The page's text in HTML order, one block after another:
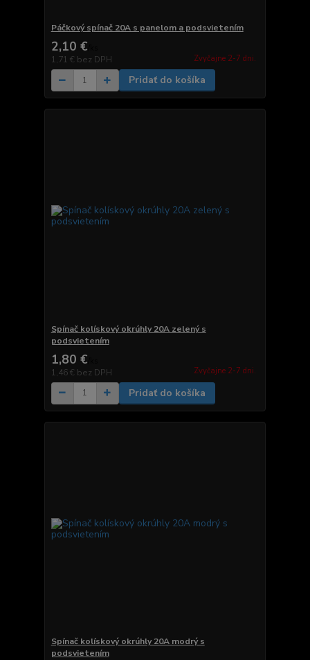
Páčkový spínač 20A s panelom a podsvietením
2,10 €
1,71 € bez DPH Zvyčajne 2-7 dni.
Pridať do košíka
Spínač kolískový okrúhly 20A zelený s
podsvietením
1,80 €
1,46 € bez DPH Zvyčajne 2-7 dni.
Pridať do košíka
Spínač kolískový okrúhly 20A modrý s
podsvietením